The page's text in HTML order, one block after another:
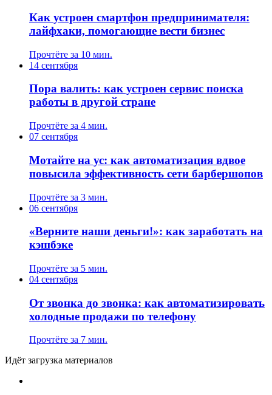
Как устроен смартфон предпринимателя:
лайфхаки, помогающие вести бизнес
Прочтёте за 10 мин.
14 сентября
Пора валить: как устроен сервис поиска
работы в другой стране
Прочтёте за 4 мин.
07 сентября
Мотайте на ус: как автоматизация вдвое
повысила эффективность сети барбершопов
Прочтёте за 3 мин.
06 сентября
«Верните наши деньги!»: как заработать на
кэшбэке
Прочтёте за 5 мин.
04 сентября
От звонка до звонка: как автоматизировать
холодные продажи по телефону
Прочтёте за 7 мин.
Идёт загрузка материалов